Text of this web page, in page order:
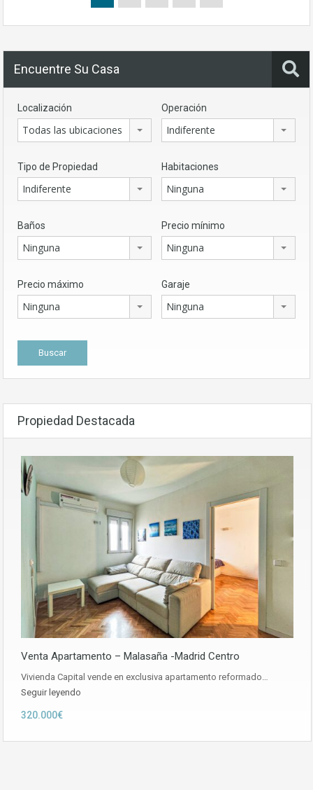
Encuentre Su Casa
Localización
Todas las ubicaciones
Operación
Indiferente
Tipo de Propiedad
Indiferente
Habitaciones
Ninguna
Baños
Ninguna
Precio mínimo
Ninguna
Precio máximo
Ninguna
Garaje
Ninguna
Propiedad Destacada
Venta Apartamento – Malasaña -Madrid Centro
Vivienda Capital vende en exclusiva apartamento reformado…
Seguir leyendo
320.000€